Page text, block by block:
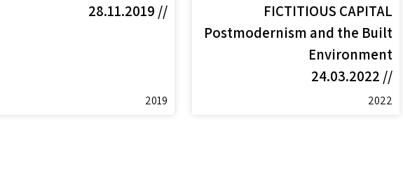
FICTITIOUS CAPITAL
Postmodernism and the Built
Environment
// 24.03.2022
2022
// 28.11.2019
2019